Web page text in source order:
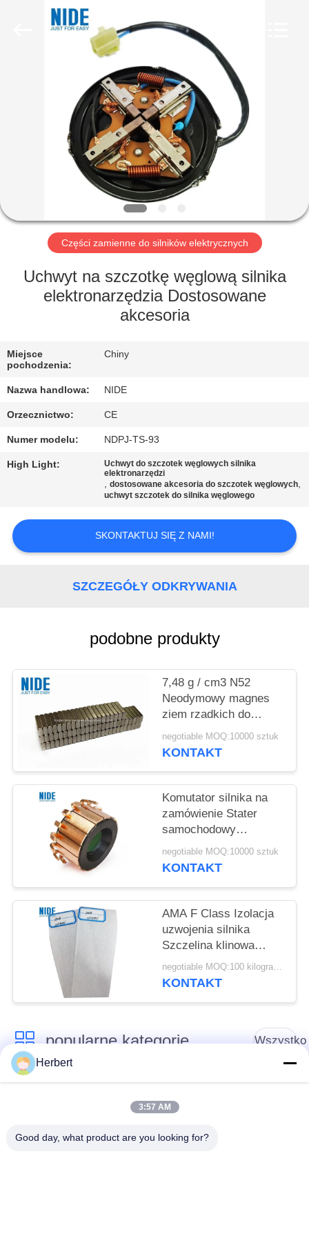
PRODUKTY
KONTROLA
JAKOŚCI
SKONTAKTUJ
NAMI
POPROSIĆ
O
SITEMAP
PRIVACY
Części zamienne do silników elektrycznych
Uchwyt na szczotkę węglową silnika
elektronarzędzia Dostosowane
akcesoria
Miejsce
pochodzenia:
Chiny
Nazwa handlowa: NIDE
Orzecznictwo: CE
Numer modelu: NDPJ-TS-93
High Light:
Uchwyt do szczotek węglowych silnika
elektronarzędzi
,dostosowane akcesoria do szczotek węglowych,
uchwyt szczotek do silnika węglowego
SKONTAKTUJ SIĘ Z NAMI!
SZCZEGÓŁY ODKRYWANIA
podobne produkty
7,48 g / cm3 N52
Neodymowy magnes
ziem rzadkich do
silnika pojazdu
elektrycznego
negotiable MOQ:10000 sztuk
KONTAKT
Komutator silnika na
zamówienie Stater
samochodowy
Komutator armatury
OBM
negotiable MOQ:10000 sztuk
KONTAKT
AMA F Class Izolacja
uzwojenia silnika
Szczelina klinowa
Materiały 0,30 mm
negotiable MOQ:100 kilogramów
KONTAKT
popularne kategorie Wszystko
Maszyna do
Maszyna do
nawijania stojana
Automatyczna
Części zamienne do
Herbert
3:57 AM
Good day, what product are you looking for?